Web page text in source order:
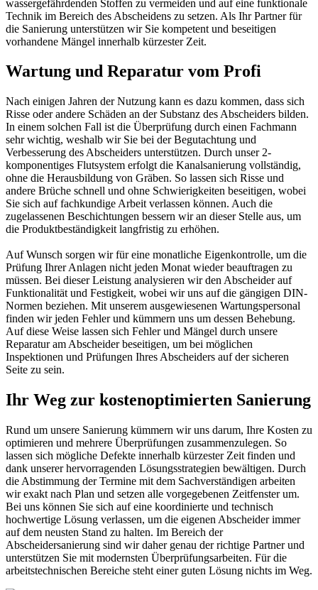
wassergefährdenden Stoffen zu vermeiden und auf eine funktionale
Technik im Bereich des Abscheidens zu setzen. Als Ihr Partner für
die Sanierung unterstützen wir Sie kompetent und beseitigen
vorhandene Mängel innerhalb kürzester Zeit.
Wartung und Reparatur vom Profi
Nach einigen Jahren der Nutzung kann es dazu kommen, dass sich
Risse oder andere Schäden an der Substanz des Abscheiders bilden.
In einem solchen Fall ist die Überprüfung durch einen Fachmann
sehr wichtig, weshalb wir Sie bei der Begutachtung und
Verbesserung des Abscheiders unterstützen. Durch unser 2-
komponentiges Flutsystem erfolgt die Kanalsanierung vollständig,
ohne die Herausbildung von Gräben. So lassen sich Risse und
andere Brüche schnell und ohne Schwierigkeiten beseitigen, wobei
Sie sich auf fachkundige Arbeit verlassen können. Auch die
zugelassenen Beschichtungen bessern wir an dieser Stelle aus, um
die Produktbeständigkeit langfristig zu erhöhen.
Auf Wunsch sorgen wir für eine monatliche Eigenkontrolle, um die
Prüfung Ihrer Anlagen nicht jeden Monat wieder beauftragen zu
müssen. Bei dieser Leistung analysieren wir den Abscheider auf
Funktionalität und Festigkeit, wobei wir uns auf die gängigen DIN-
Normen beziehen. Mit unserem ausgewiesenen Wartungspersonal
finden wir jeden Fehler und kümmern uns um dessen Behebung.
Auf diese Weise lassen sich Fehler und Mängel durch unsere
Reparatur am Abscheider beseitigen, um bei möglichen
Inspektionen und Prüfungen Ihres Abscheiders auf der sicheren
Seite zu sein.
Ihr Weg zur kostenoptimierten Sanierung
Rund um unsere Sanierung kümmern wir uns darum, Ihre Kosten zu
optimieren und mehrere Überprüfungen zusammenzulegen. So
lassen sich mögliche Defekte innerhalb kürzester Zeit finden und
dank unserer hervorragenden Lösungsstrategien bewältigen. Durch
die Abstimmung der Termine mit dem Sachverständigen arbeiten
wir exakt nach Plan und setzen alle vorgegebenen Zeitfenster um.
Bei uns können Sie sich auf eine koordinierte und technisch
hochwertige Lösung verlassen, um die eigenen Abscheider immer
auf dem neusten Stand zu halten. Im Bereich der
Abscheidersanierung sind wir daher genau der richtige Partner und
unterstützen Sie mit modernsten Überprüfungsarbeiten. Für die
arbeitstechnischen Bereiche steht einer guten Lösung nichts im Weg.